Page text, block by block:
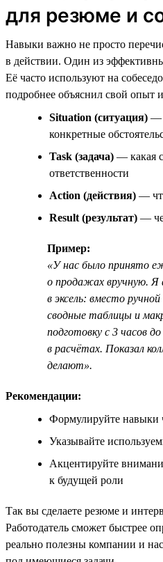
для резюме и
Навыки важно не просто
в действии. Один из
Её часто используют на
подробнее объяснил свой опыт
Situation (ситуация) —
конкретные
Task (задача) — какая
ответственности
Action (действия) —
Result (результат) —
Пример:
«У нас было принято
о продажах вручную.
в эксель: вместо
сводные таблицы и
подготовку с 3 часов
в расчётах. Показал
делают».
Рекомендации:
Формулируйте навыки
Указывайте
Акцентируйте
к будущей роли
Так вы сделаете резюме и
Работодатель сможет быстрее
реально полезны компании и